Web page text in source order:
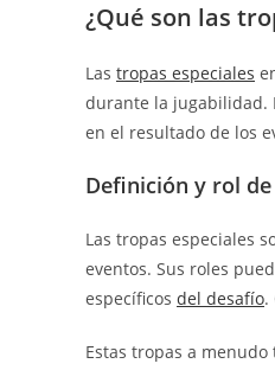
¿Qué son las
Las tropas especiales
durante la jugabilidad.
en el resultado de los
Definición y rol
Las tropas especiales
eventos. Sus roles
específicos del desafío.
Estas tropas a